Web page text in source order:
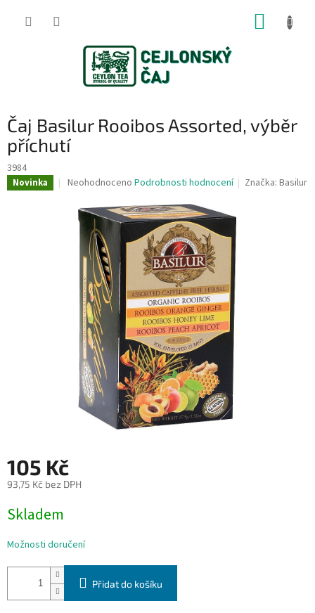
Čaj Basilur Rooibos Assorted, výběr
příchutí
3984
Novinka
Průměrné
produktu
hvězdiček.
Neohodnoceno Podrobnosti hodnocení Značka:Basilur
105 Kč
93,75 Kč bez DPH
cena:
Skladem
Možnosti doručení
Přidat do košíku